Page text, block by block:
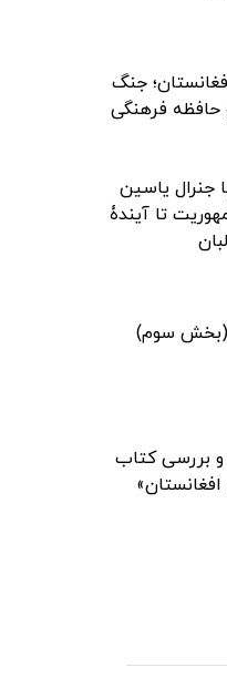
جنگ
حافظه فرهنگی
جنرال یاسین
تا آیندۀ
(بخش سوم)
بررسی کتاب